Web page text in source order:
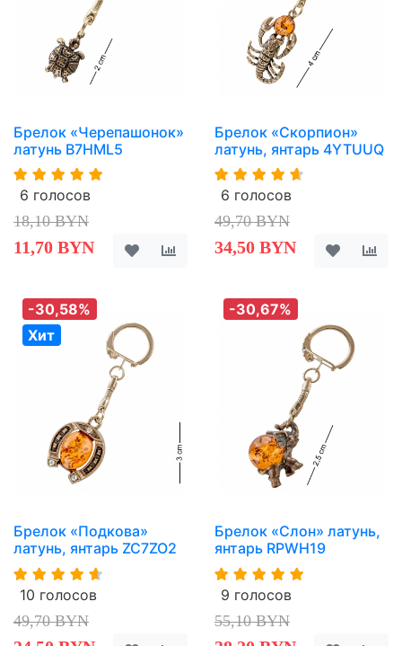
Брелок «Черепашонок»
латунь B7HML5
6 голосов
18,10 BYN
11,70 BYN
Брелок «Скорпион»
латунь, янтарь 4YTUUQ
6 голосов
49,70 BYN
34,50 BYN
-30,58%
Хит
Брелок «Подкова»
латунь, янтарь ZC7ZO2
10 голосов
49,70 BYN
-30,67%
Брелок «Слон» латунь,
янтарь RPWH19
9 голосов
55,10 BYN